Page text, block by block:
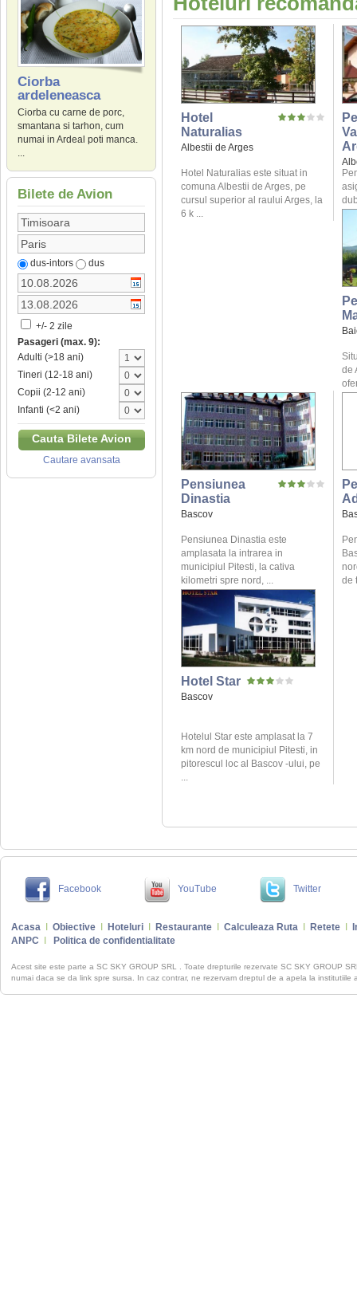
Ciorba
ardeleneasca
Ciorba cu carne de porc,
smantana si tarhon, cum
numai in Ardeal poti manca.
...
Bilete de Avion
dus-intors dus
+/- 2 zile
Pasageri (max. 9):
Adulti (>18 ani)
Tineri (12-18 ani)
Copii (2-12 ani)
Infanti (<2 ani)
Cauta Bilete Avion
Cautare avansata
Hotel
Naturalias
Albestii de Arges
Hotel Naturalias este situat in
comuna Albestii de Arges, pe
cursul superior al raului Arges, la
6 k ...
de
Pensiunea
Dinastia
Bascov
Pensiunea Dinastia este
amplasata la intrarea in
municipiul Pitesti, la cativa
kilometri spre nord, ...
de
Hotel Star
Bascov
Hotelul Star este amplasat la 7
km nord de municipiul Pitesti, in
pitorescul loc al Bascov -ului, pe
...
Facebook YouTube Twitter
Acasa Obiective Hoteluri Restaurante Calculeaza Ruta Retete
ANPC
Politica de confidentialitate
Acest site este parte a SC SKY GROUP SRL . Toate drepturile rezervate SC SKY GROUP
numai daca se da link spre sursa. In caz contrar, ne rezervam dreptul de a apela la institutiile